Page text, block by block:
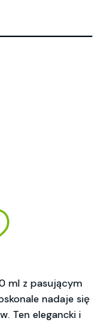
ml z pasującym
nadaje się
Ten elegancki i